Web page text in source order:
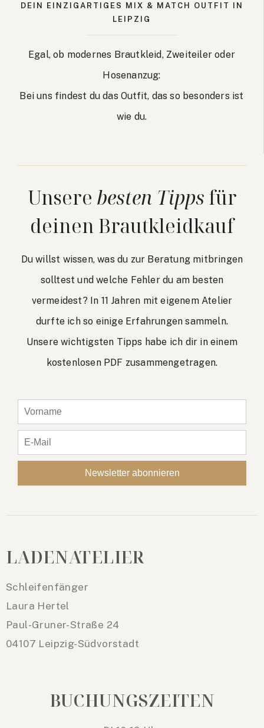
DEIN EINZIGARTIGES MIX & MATCH OUTFIT IN
LEIPZIG
Egal, ob modernes Brautkleid, Zweiteiler oder
Hosenanzug:
Bei uns findest du das Outfit, das so besonders ist
wie du.
Unsere besten Tipps für
deinen Brautkleidkauf
Du willst wissen, was du zur Beratung mitbringen
solltest und welche Fehler du am besten
vermeidest? In 11 Jahren mit eigenem Atelier
durfte ich so einige Erfahrungen sammeln.
Unsere wichtigsten Tipps habe ich dir in einem
kostenlosen PDF zusammengetragen.
LADENATELIER
Schleifenfänger
Laura Hertel
Paul-Gruner-Straße 24
04107 Leipzig-Südvorstadt
BUCHUNGSZEITEN